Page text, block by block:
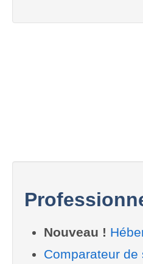
Nouveau !
Comparateur